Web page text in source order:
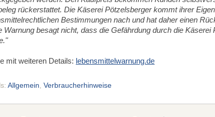
rückerstattet. Die Käserei Pötzelsberger kommt ihrer
Bestimmungen nach und hat daher einen
Warnung besagt nicht, dass die Gefährdung durch die Käserei
mit weiteren Details: lebensmittelwarnung.de
Allgemein, Verbraucherhinweise